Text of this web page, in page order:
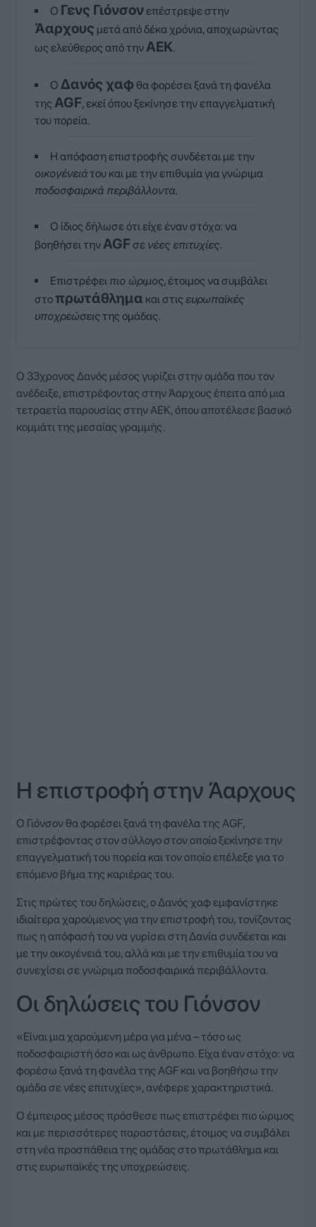
Ο Γενς Γιόνσον επέστρεψε στην
Άαρχους μετά από δέκα χρόνια, αποχωρώντας
ως ελεύθερος από τηνΑΕΚ.
Ο Δανός χαφ θα φορέσει ξανά τη φανέλα
της AGF, εκεί όπου ξεκίνησε την επαγγελματική
του πορεία.
Η απόφαση επιστροφής συνδέεται με την
οικογένειάτου και με την επιθυμία για γνώριμα
ποδοσφαιρικά περιβάλλοντα.
Ο ίδιος δήλωσε ότι είχε έναν στόχο: να
βοηθήσει τηνAGF σε νέες επιτυχίες.
Επιστρέφει πιο ώριμος, έτοιμος να συμβάλει
στο πρωτάθλημα και στις ευρωπαϊκές
υποχρεώσειςτης ομάδας.
Ο 33χρονος Δανός μέσος γυρίζει στην ομάδα που τον
ανέδειξε, επιστρέφοντας στην Άαρχους έπειτα από μια
τετραετία παρουσίας στην ΑΕΚ, όπου αποτέλεσε βασικό
κομμάτι της μεσαίας γραμμής.
Η επιστροφή στην Άαρχους
Ο Γιόνσον θα φορέσει ξανά τη φανέλα της AGF,
επιστρέφοντας στον σύλλογο στον οποίο ξεκίνησε την
επαγγελματική του πορεία και τον οποίο επέλεξε για το
επόμενο βήμα της καριέρας του.
Στις πρώτες του δηλώσεις, ο Δανός χαφ εμφανίστηκε
ιδιαίτερα χαρούμενος για την επιστροφή του, τονίζοντας
πως η απόφασή του να γυρίσει στη Δανία συνδέεται και
με την οικογένειά του, αλλά και με την επιθυμία του να
συνεχίσει σε γνώριμα ποδοσφαιρικά περιβάλλοντα.
Οι δηλώσεις του Γιόνσον
«Είναι μια χαρούμενη μέρα για μένα – τόσο ως
ποδοσφαιριστή όσο και ως άνθρωπο. Είχα έναν στόχο: να
φορέσω ξανά τη φανέλα της AGF και να βοηθήσω την
ομάδα σε νέες επιτυχίες», ανέφερε χαρακτηριστικά.
Ο έμπειρος μέσος πρόσθεσε πως επιστρέφει πιο ώριμος
και με περισσότερες παραστάσεις, έτοιμος να συμβάλει
στη νέα προσπάθεια της ομάδας στο πρωτάθλημα και
στις ευρωπαϊκές της υποχρεώσεις.